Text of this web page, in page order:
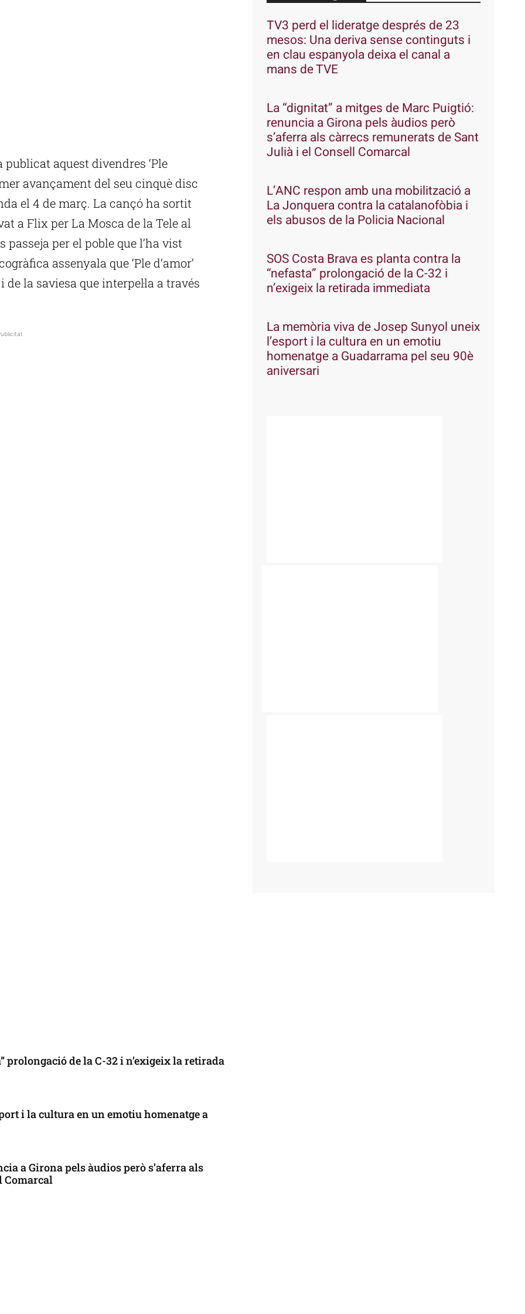
aquest divendres ‘Ple
avançament del seu cinquè disc
el 4 de març. La cançó ha sortit
a Flix per La Mosca de la Tele al
passeja per el poble que l’ha vist
assenyala que ‘Ple d’amor’
la saviesa que interpel·la a través
prolongació de la C-32 i n’exigeix la retirada
i la cultura en un emotiu homenatge a
a Girona pels àudios però s’aferra als
Comarcal
TV3 perd el lideratge després de 23
mesos: Una deriva sense continguts i
en clau espanyola deixa el canal a
mans de TVE
La “dignitat” a mitges de Marc Puigtió:
renuncia a Girona pels àudios però
s’aferra als càrrecs remunerats de Sant
Julià i el Consell Comarcal
L’ANC respon amb una mobilització a
La Jonquera contra la catalanofòbia i
els abusos de la Policia Nacional
SOS Costa Brava es planta contra la
“nefasta” prolongació de la C-32 i
n’exigeix la retirada immediata
La memòria viva de Josep Sunyol uneix
l’esport i la cultura en un emotiu
homenatge a Guadarrama pel seu 90è
aniversari